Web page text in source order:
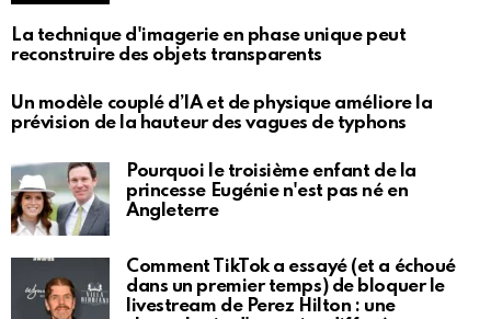
La technique d'imagerie en phase unique peut
reconstruire des objets transparents
Un modèle couplé d’IA et de physique améliore la
prévision de la hauteur des vagues de typhons
Pourquoi le troisième enfant de la
princesse Eugénie n'est pas né en
Angleterre
Comment TikTok a essayé (et a échoué
dans un premier temps) de bloquer le
livestream de Perez Hilton : une